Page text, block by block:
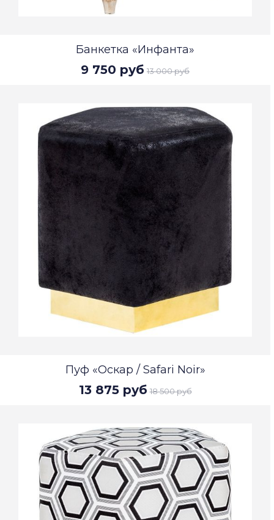
Банкетка «Инфанта»
9 750 руб 13 000 руб
Пуф «Оскар / Safari Noir»
13 875 руб 18 500 руб